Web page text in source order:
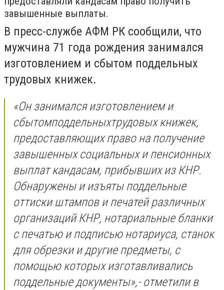
завышенные выплаты.
В пресс-службе АФМ РК сообщили, что
мужчина 71 года рождения занимался
изготовлением и сбытом поддельных
трудовых книжек.
«Он занимался изготовлением и
сбытомподдельныхтрудовых книжек,
предоставляющих право на получение
завышенных социальных и пенсионных
выплат кандасам, прибывших из КНР.
Обнаружены и изъяты поддельные
оттиски штампов и печатей различных
организаций КНР, нотариальные бланки
с печатью и подписью нотариуса, станок
для обрезки и другие предметы, с
помощью которых изготавливались
поддельные документы»,- отметили в